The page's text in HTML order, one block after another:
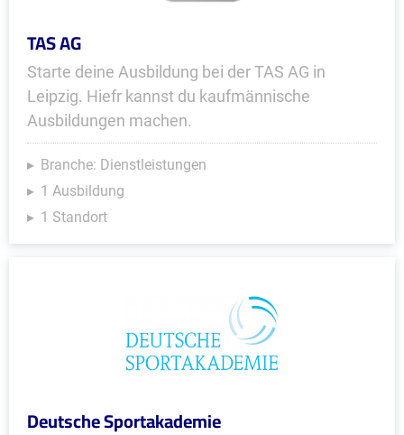
TAS AG
Starte deine Ausbildung bei der TAS AG in
Leipzig. Hiefr kannst du kaufmännische
Ausbildungen machen.
Branche: Dienstleistungen
1 Ausbildung
1 Standort
Deutsche Sportakademie